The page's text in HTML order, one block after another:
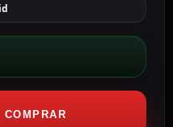
COMPRAR